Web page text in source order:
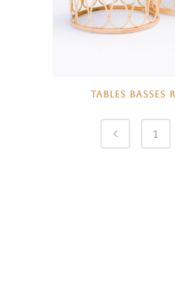
TABLES BASSES
1